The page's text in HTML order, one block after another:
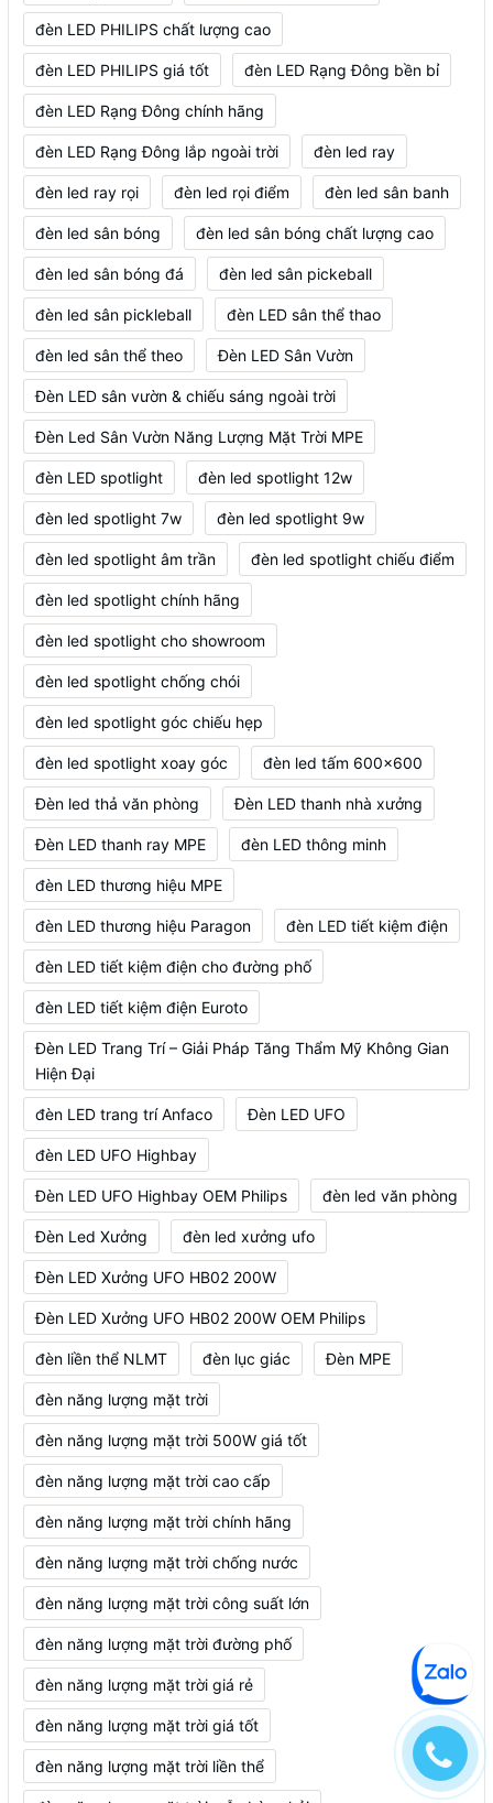
đèn LED PHILIPS chất lượng cao
đèn LED PHILIPS giá tốt đèn LED Rạng Đông bền bỉ
đèn LED Rạng Đông chính hãng
đèn LED Rạng Đông lắp ngoài trời đèn led ray
đèn led ray rọi đèn led rọi điểm đèn led sân banh
đèn led sân bóng đèn led sân bóng chất lượng cao
đèn led sân bóng đá đèn led sân pickeball
đèn led sân pickleball đèn LED sân thể thao
đèn led sân thể theo Đèn LED Sân Vườn
Đèn LED sân vườn & chiếu sáng ngoài trời
Đèn Led Sân Vườn Năng Lượng Mặt Trời MPE
đèn LED spotlight đèn led spotlight 12w
đèn led spotlight 7w đèn led spotlight 9w
đèn led spotlight âm trần đèn led spotlight chiếu điểm
đèn led spotlight chính hãng
đèn led spotlight cho showroom
đèn led spotlight chống chói
đèn led spotlight góc chiếu hẹp
đèn led spotlight xoay góc đèn led tấm 600x600
Đèn led thả văn phòng Đèn LED thanh nhà xưởng
Đèn LED thanh ray MPE đèn LED thông minh
đèn LED thương hiệu MPE
đèn LED thương hiệu Paragon đèn LED tiết kiệm điện
đèn LED tiết kiệm điện cho đường phố
đèn LED tiết kiệm điện Euroto
Đèn LED Trang Trí – Giải Pháp Tăng Thẩm Mỹ Không Gian
Hiện Đại
đèn LED trang trí Anfaco Đèn LED UFO
đèn LED UFO Highbay
Đèn LED UFO Highbay OEM Philips đèn led văn phòng
Đèn Led Xưởng đèn led xưởng ufo
Đèn LED Xưởng UFO HB02 200W
Đèn LED Xưởng UFO HB02 200W OEM Philips
đèn liền thể NLMT đèn lục giác Đèn MPE
đèn năng lượng mặt trời
đèn năng lượng mặt trời 500W giá tốt
đèn năng lượng mặt trời cao cấp
đèn năng lượng mặt trời chính hãng
đèn năng lượng mặt trời chống nước
đèn năng lượng mặt trời công suất lớn
đèn năng lượng mặt trời đường phố
đèn năng lượng mặt trời giá rẻ
đèn năng lượng mặt trời giá tốt
đèn năng lượng mặt trời liền thể